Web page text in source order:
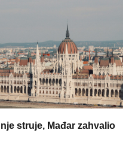
struje, Mađar zahvalio